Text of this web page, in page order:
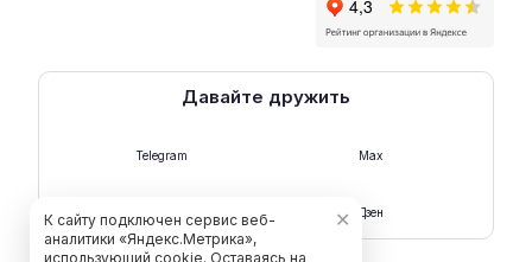
Давайте дружить
Telegram Max
Дзен
К сайту подключен сервис веб-
аналитики «Яндекс.Метрика»,
использующий cookie. Оставаясь на
✕